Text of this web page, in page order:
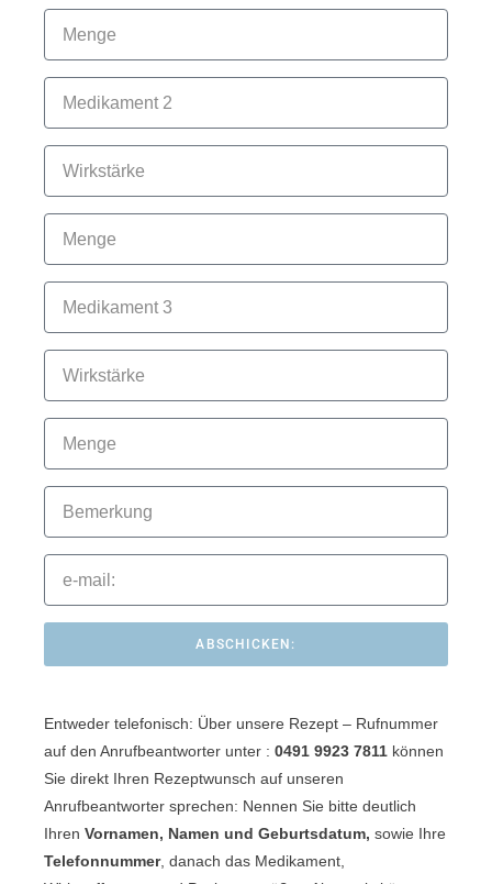
ABSCHICKEN:
Entweder telefonisch: Über unsere Rezept – Rufnummer
auf den Anrufbeantworter unter : 0491 9923 7811 können
Sie direkt Ihren Rezeptwunsch auf unseren
Anrufbeantworter sprechen: Nennen Sie bitte deutlich
Ihren Vornamen, Namen und Geburtsdatum, sowie Ihre
Telefonnummer, danach das Medikament,